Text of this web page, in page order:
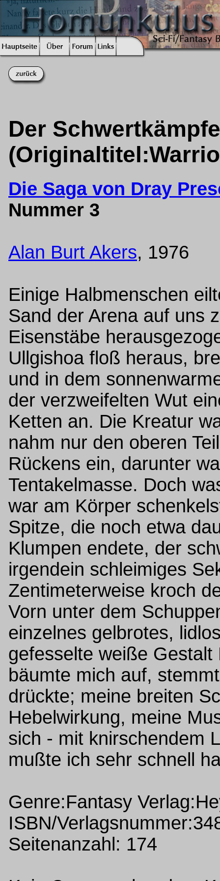
Der
Die Saga von Dray
Nummer 3
Alan Burt Akers, 1976
Einige Halbmenschen
Sand der Arena auf uns
Eisenstäbe
Ullgishoa floß heraus,
und in dem
der verzweifelten Wut
Ketten an. Die Kreatur
nahm nur den oberen
Rückens ein, darunter
Tentakelmasse. Doch
war am Körper
Spitze, die noch etwa
Klumpen endete, der
irgendein schleimiges
Zentimeterweise kroch
Vorn unter dem
einzelnes gelbrotes,
gefesselte weiße
bäumte mich auf,
drückte; meine breiten
Hebelwirkung, meine
sich - mit knirschendem
mußte ich sehr schnell
Genre:Fantasy
ISBN/
Seitenanzahl: 174